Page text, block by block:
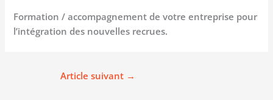
Formation / accompagnement de votre entreprise pour
l’intégration des nouvelles recrues.
Article suivant →